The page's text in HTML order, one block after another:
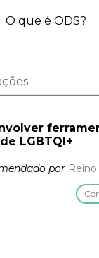
O que é ODS?
LGBTQI+
por